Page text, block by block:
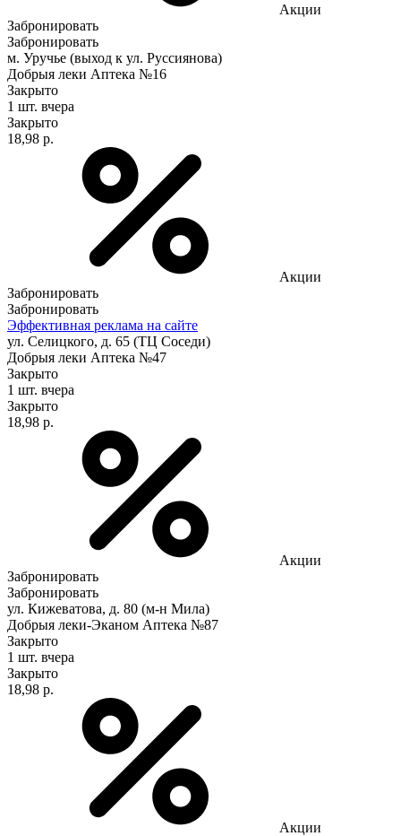
Акции
Забронировать
Забронировать
м. Уручье (выход к ул. Руссиянова)
Добрыя леки Аптека №16
Закрыто
1 шт. вчера
Закрыто
18,98 р.
Акции
Забронировать
Забронировать
Эффективная реклама на сайте
ул. Селицкого, д. 65 (ТЦ Соседи)
Добрыя леки Аптека №47
Закрыто
1 шт. вчера
Закрыто
18,98 р.
Акции
Забронировать
Забронировать
ул. Кижеватова, д. 80 (м-н Мила)
Добрыя леки-Эканом Аптека №87
Закрыто
1 шт. вчера
Закрыто
18,98 р.
Акции